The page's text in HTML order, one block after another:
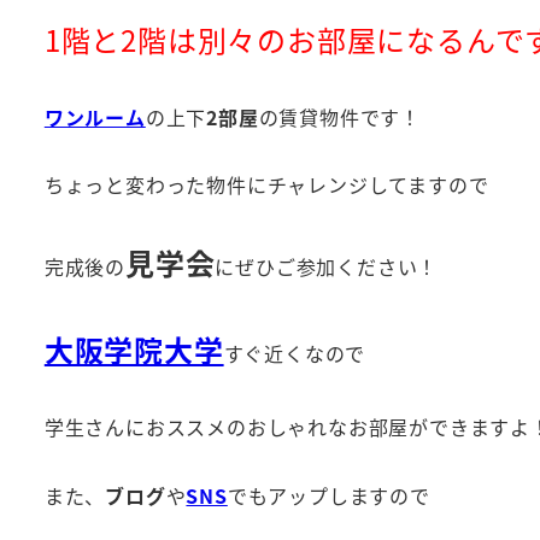
1階と2階は別々のお部屋になるんで
ワンルームの上下2部屋の賃貸物件です！
ちょっと変わった物件にチャレンジしてますので
完成後の 見学会にぜひご参加ください！
大阪学院大学すぐ近くなので
学生さんにおススメのおしゃれなお部屋ができますよ
また、 ブログやSNSでもアップしますので